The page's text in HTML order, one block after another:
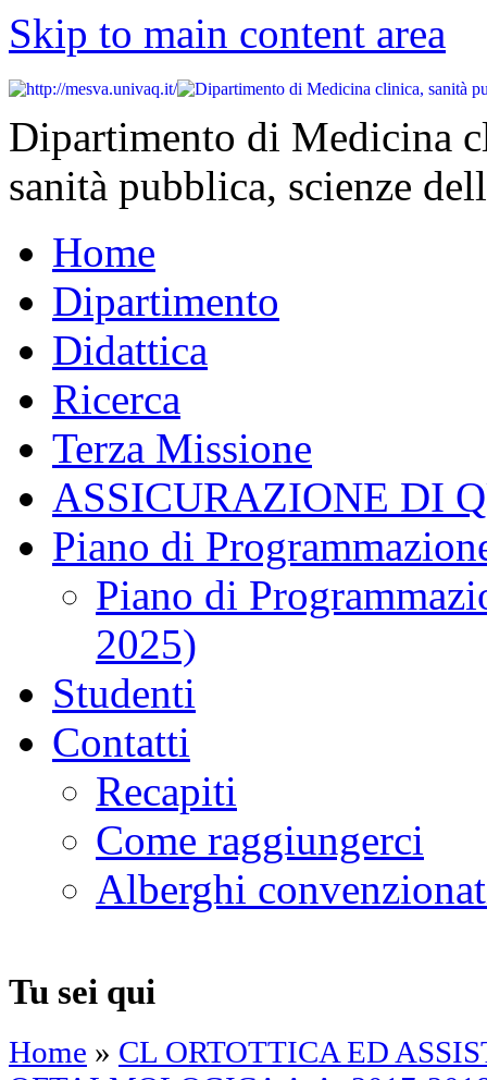
Skip to main content area
Dipartimento di Medicina
sanità pubblica, scienze
Home
Dipartimento
Didattica
Ricerca
Terza Missione
ASSICURAZIONE DI
Piano di
Piano di
2025)
Studenti
Contatti
Recapiti
Come raggiungerci
Alberghi
Tu sei qui
Home » CL ORTOTTICA ED